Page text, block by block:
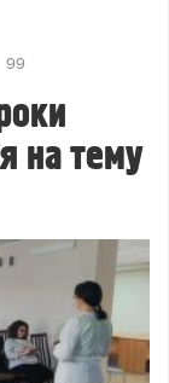
99
на тему